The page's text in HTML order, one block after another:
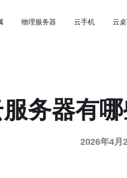
物理服务器 云手机 云
务器有
2026年4月